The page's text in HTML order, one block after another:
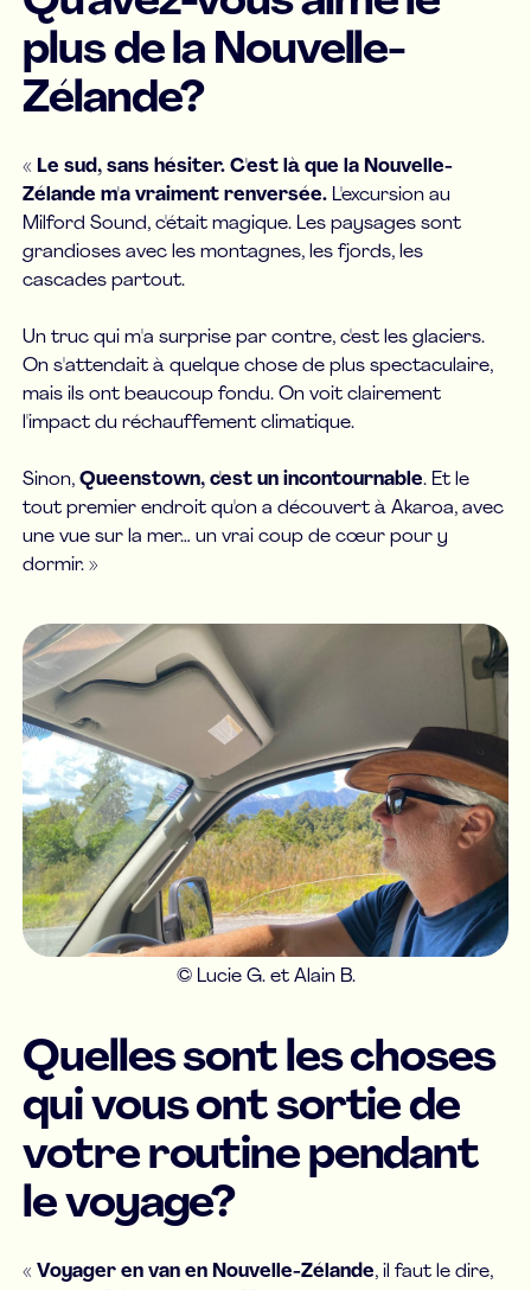
plus de la Nouvelle-
Zélande?
« Le sud, sans hésiter. C'est là que la Nouvelle-
Zélande m'a vraiment renversée. L'excursion au
Milford Sound, c'était magique. Les paysages sont
grandioses avec les montagnes, les fjords, les
cascades partout.
Un truc qui m'a surprise par contre, c'est les glaciers.
On s'attendait à quelque chose de plus spectaculaire,
mais ils ont beaucoup fondu. On voit clairement
l'impact du réchauffement climatique.
Sinon,Queenstown, c'est un incontournable. Et le
tout premier endroit qu'on a découvert à Akaroa, avec
une vue sur la mer… un vrai coup de cœur pour y
dormir. »
© Lucie G. et Alain B.
Quelles sont les choses
qui vous ont sortie de
votre routine pendant
le voyage?
« Voyager en van en Nouvelle-Zélande, il faut le dire,